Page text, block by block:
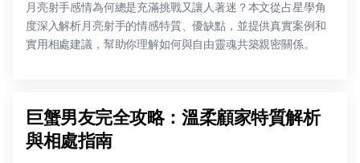
月亮射手感情為何總是充滿挑戰又讓人著迷？本文從占星學角
度深入解析月亮射手的情感特質、優缺點，並提供真實案例和
實用相處建議，幫助你理解如何與自由靈魂共築親密關係。
巨蟹男友完全攻略：溫柔顧家特質解析
與相處指南